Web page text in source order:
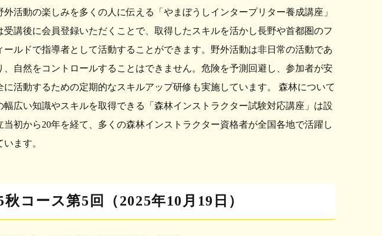
外活動の楽しみを多くの人に伝える「やまぼうしインタープリター養成講座」
受講後に会員登録いただくことで、取得したスキルを活かし長野や首都圏のフ
ールドで指導者として活動することができます。野外活動は非日常の活動であ
、自然をコントロールすることはできません。危険を予測回避し、参加者が安
に活動するための定期的なスキルアップ研修も実施しています。 森林について
幅広い知識やスキルを取得できる「森林インストラクター試験対応講座」は設
当初から20年を経て、多くの森林インストラクター資格者が全国各地で活躍し
います。
コース第5回（2025年10月19日）